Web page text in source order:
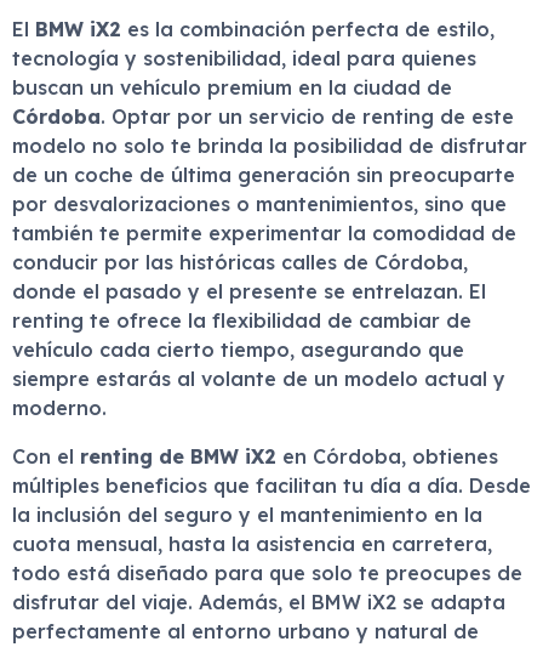
El BMW iX2 es la combinación perfecta de estilo,
tecnología y sostenibilidad, ideal para quienes
buscan un vehículo premium en la ciudad de
Córdoba. Optar por un servicio de renting de este
modelo no solo te brinda la posibilidad de disfrutar
de un coche de última generación sin preocuparte
por desvalorizaciones o mantenimientos, sino que
también te permite experimentar la comodidad de
conducir por las históricas calles de Córdoba,
donde el pasado y el presente se entrelazan. El
renting te ofrece la flexibilidad de cambiar de
vehículo cada cierto tiempo, asegurando que
siempre estarás al volante de un modelo actual y
moderno.
Con el renting de BMW iX2 en Córdoba, obtienes
múltiples beneficios que facilitan tu día a día. Desde
la inclusión del seguro y el mantenimiento en la
cuota mensual, hasta la asistencia en carretera,
todo está diseñado para que solo te preocupes de
disfrutar del viaje. Además, el BMW iX2 se adapta
perfectamente al entorno urbano y natural de